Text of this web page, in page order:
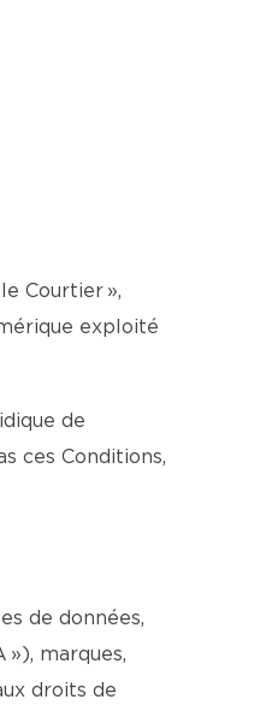
Courtier »,
exploité
de
ces Conditions,
de données,
marques,
droits de